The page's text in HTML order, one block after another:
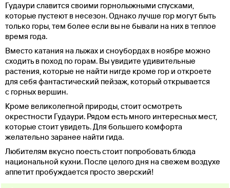
Гудаури славится своими горнолыжными спусками,
которые пустеют в несезон. Однако лучше гор могут быть
только горы, тем более если вы не бывали на них в теплое
время года.
Вместо катания на лыжах и сноубордах в ноябре можно
сходить в поход по горам. Вы увидите удивительные
растения, которые не найти нигде кроме гор и откроете
для себя фантастический пейзаж, который открывается
с горных вершин.
Кроме великолепной природы, стоит осмотреть
окрестности Гудаури. Рядом есть много интересных мест,
которые стоит увидеть. Для большего комфорта
желательно заранее найти гида.
Любителям вкусно поесть стоит попробовать блюда
национальной кухни. После целого дня на свежем воздухе
аппетит пробуждается просто зверский!